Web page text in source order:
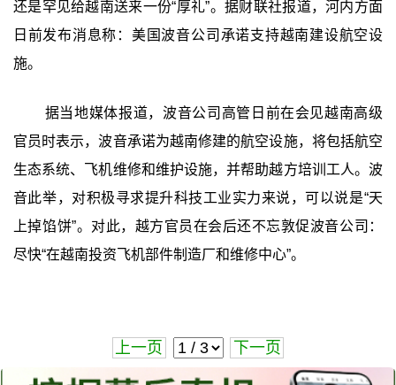
还是罕见给越南送来一份“厚礼”。据财联社报道，河内方面
日前发布消息称：美国波音公司承诺支持越南建设航空设
施。
据当地媒体报道，波音公司高管日前在会见越南高级
官员时表示，波音承诺为越南修建的航空设施，将包括航空
生态系统、飞机维修和维护设施，并帮助越方培训工人。波
音此举，对积极寻求提升科技工业实力来说，可以说是“天
上掉馅饼”。对此，越方官员在会后还不忘敦促波音公司：
尽快“在越南投资飞机部件制造厂和维修中心”。
上一页 下一页